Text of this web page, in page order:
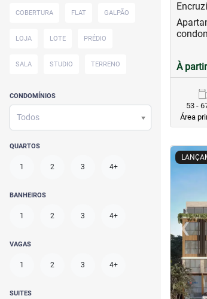
COBERTURA FLAT GALPÃO
LOJA LOTE PRÉDIO
SALA STUDIO TERRENO
CONDOMÍNIOS
Todos
QUARTOS
1 2 3 4+
BANHEIROS
1 2 3 4+
VAGAS
1 2 3 4+
SUITES
À
53 -
Área
<<<<
‹